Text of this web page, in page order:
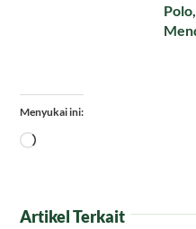
Menyukai ini:
Memuat...
Artikel Terkait